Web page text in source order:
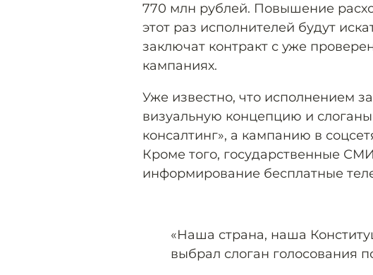
770 млн рублей. Повышение
этот раз исполнителей будут
заключат контракт с уже
кампаниях.
Уже известно, что исполнением
визуальную концепцию и
консалтинг», а кампанию в
Кроме того, государственные
информирование бесплатные
«Наша страна, наша
выбрал слоган голосования